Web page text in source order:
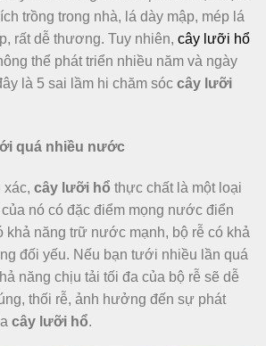
trồng trong nhà, lá dày mập, mép lá
rất dễ thương. Tuy nhiên, cây lưỡi hổ
thể phát triển nhiều năm và ngày
là 5 sai lầm hi chăm sóc cây lưỡi
quá nhiều nước
xác, cây lưỡi hổ thực chất là một loại
nó có đặc điểm mọng nước điển
khả năng trữ nước mạnh, bộ rễ có khả
đối yếu. Nếu bạn tưới nhiều lần quá
năng chịu tải tối đa của bộ rễ sẽ dễ
thối rễ, ảnh hưởng đến sự phát
cây lưỡi hổ.